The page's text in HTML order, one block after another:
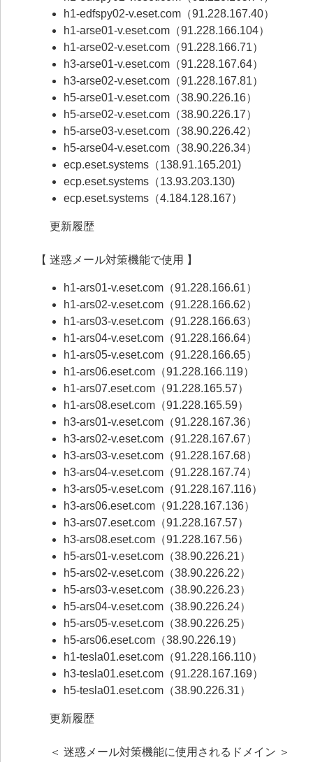
h1-edfspy02-v.eset.com（91.228.167.40）
h1-arse01-v.eset.com（91.228.166.104）
h1-arse02-v.eset.com（91.228.166.71）
h3-arse01-v.eset.com（91.228.167.64）
h3-arse02-v.eset.com（91.228.167.81）
h5-arse01-v.eset.com（38.90.226.16）
h5-arse02-v.eset.com（38.90.226.17）
h5-arse03-v.eset.com（38.90.226.42）
h5-arse04-v.eset.com（38.90.226.34）
ecp.eset.systems（138.91.165.201)
ecp.eset.systems（13.93.203.130)
ecp.eset.systems（4.184.128.167）
更新履歴
【 迷惑メール対策機能で使用 】
h1-ars01-v.eset.com（91.228.166.61）
h1-ars02-v.eset.com（91.228.166.62）
h1-ars03-v.eset.com（91.228.166.63）
h1-ars04-v.eset.com（91.228.166.64）
h1-ars05-v.eset.com（91.228.166.65）
h1-ars06.eset.com（91.228.166.119）
h1-ars07.eset.com（91.228.165.57）
h1-ars08.eset.com（91.228.165.59）
h3-ars01-v.eset.com（91.228.167.36）
h3-ars02-v.eset.com（91.228.167.67）
h3-ars03-v.eset.com（91.228.167.68）
h3-ars04-v.eset.com（91.228.167.74）
h3-ars05-v.eset.com（91.228.167.116）
h3-ars06.eset.com（91.228.167.136）
h3-ars07.eset.com（91.228.167.57）
h3-ars08.eset.com（91.228.167.56）
h5-ars01-v.eset.com（38.90.226.21）
h5-ars02-v.eset.com（38.90.226.22）
h5-ars03-v.eset.com（38.90.226.23）
h5-ars04-v.eset.com（38.90.226.24）
h5-ars05-v.eset.com（38.90.226.25）
h5-ars06.eset.com（38.90.226.19）
h1-tesla01.eset.com（91.228.166.110）
h3-tesla01.eset.com（91.228.167.169）
h5-tesla01.eset.com（38.90.226.31）
更新履歴
＜ 迷惑メール対策機能に使用されるドメイン ＞